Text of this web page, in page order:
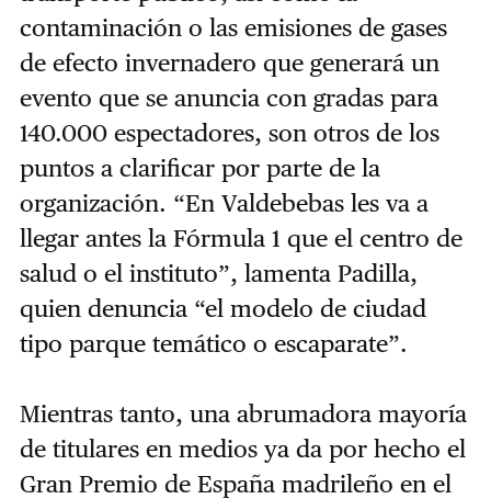
contaminación o las emisiones de gases
de efecto invernadero que generará un
evento que se anuncia con gradas para
140.000 espectadores, son otros de los
puntos a clarificar por parte de la
organización. “En Valdebebas les va a
llegar antes la Fórmula 1 que el centro de
salud o el instituto”, lamenta Padilla,
quien denuncia “el modelo de ciudad
tipo parque temático o escaparate”.
Mientras tanto, una abrumadora mayoría
de titulares en medios ya da por hecho el
Gran Premio de España madrileño en el